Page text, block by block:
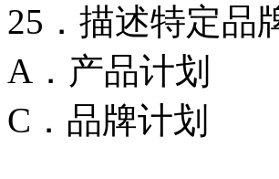
25．描述特定
A．产
C．品